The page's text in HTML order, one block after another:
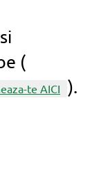
(
te AICI ).